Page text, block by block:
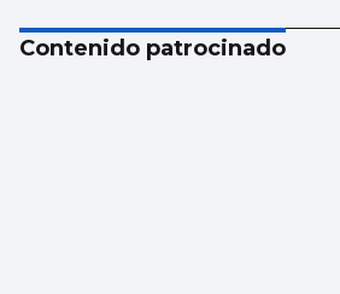
Contenido patrocinado